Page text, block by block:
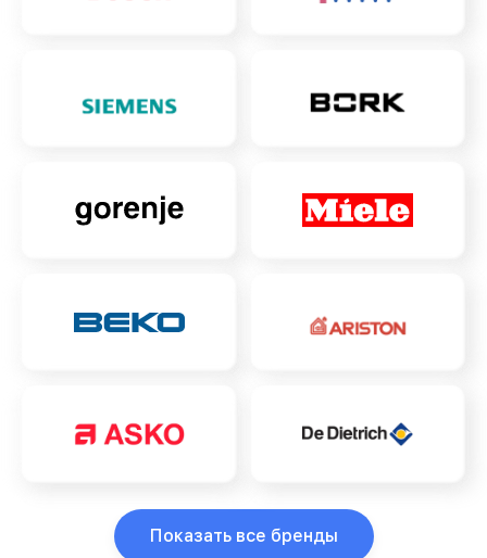
Показать все бренды